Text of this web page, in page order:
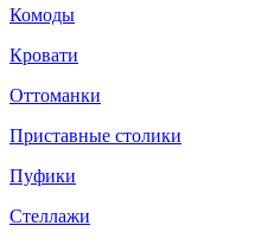
Комоды
Кровати
Оттоманки
Приставные столики
Пуфики
Стеллажи